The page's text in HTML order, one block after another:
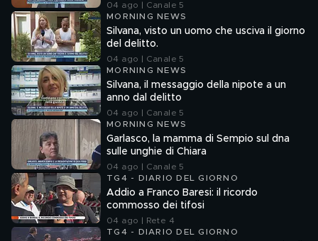
04 ago | Canale 5
MORNING NEWS
Silvana, visto un uomo che usciva il giorno
del delitto.
04 ago | Canale 5
MORNING NEWS
Silvana, il messaggio della nipote a un
anno dal delitto
04 ago | Canale 5
MORNING NEWS
Garlasco, la mamma di Sempio sul dna
sulle unghie di Chiara
04 ago | Canale 5
TG4 - DIARIO DEL GIORNO
Addio a Franco Baresi: il ricordo
commosso dei tifosi
04 ago | Rete 4
TG4 - DIARIO DEL GIORNO